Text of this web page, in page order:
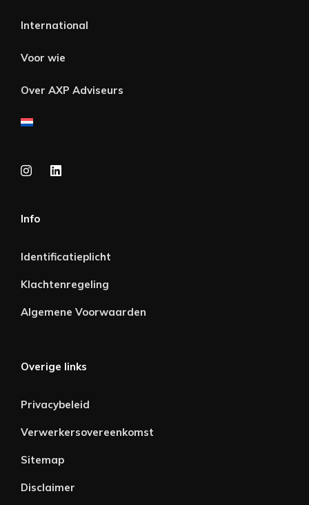
International
Voor wie
Over AXP Adviseurs
Info
Identificatieplicht
Klachtenregeling
Algemene Voorwaarden
Overige links
Privacybeleid
Verwerkersovereenkomst
Sitemap
Disclaimer